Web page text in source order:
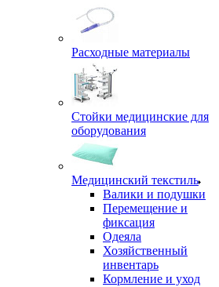
Расходные материалы
Стойки медицинские для
оборудования
Медицинский текстиль
Валики и подушки
Перемещение и
фиксация
Одеяла
Хозяйственный
инвентарь
Кормление и уход